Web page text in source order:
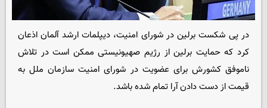
در پی شکست برلین در شورای امنیت، دیپلمات ارشد آلمان اذعان
کرد که حمایت برلین از رژیم صهیونیستی ممکن است در تلاش
ناموفق کشورش برای عضویت در شورای امنیت سازمان ملل به
قیمت از دست دادن آرا تمام شده باشد.